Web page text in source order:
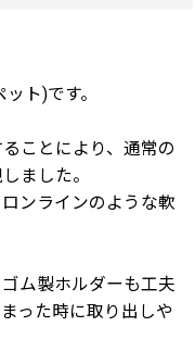
ト)です。
ことにより、通常の
ました。
ンラインのような軟
ム製ホルダーも工夫
った時に取り出しや